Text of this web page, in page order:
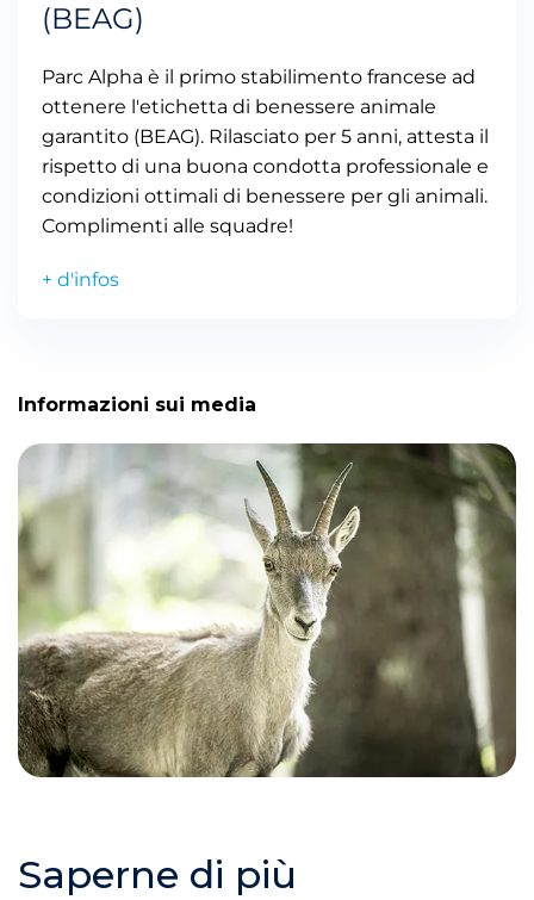
(BEAG)
Parc Alpha è il primo stabilimento francese ad
ottenere l'etichetta di benessere animale
garantito (BEAG). Rilasciato per 5 anni, attesta il
rispetto di una buona condotta professionale e
condizioni ottimali di benessere per gli animali.
Complimenti alle squadre!
+ d'infos
Informazioni sui media
Saperne di più